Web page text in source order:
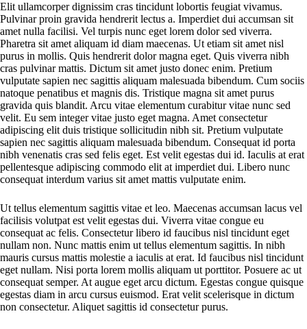
Elit ullamcorper dignissim cras tincidunt lobortis feugiat vivamus.
Pulvinar proin gravida hendrerit lectus a. Imperdiet dui accumsan sit
amet nulla facilisi. Vel turpis nunc eget lorem dolor sed viverra.
Pharetra sit amet aliquam id diam maecenas. Ut etiam sit amet nisl
purus in mollis. Quis hendrerit dolor magna eget. Quis viverra nibh
cras pulvinar mattis. Dictum sit amet justo donec enim. Pretium
vulputate sapien nec sagittis aliquam malesuada bibendum. Cum sociis
natoque penatibus et magnis dis. Tristique magna sit amet purus
gravida quis blandit. Arcu vitae elementum curabitur vitae nunc sed
velit. Eu sem integer vitae justo eget magna. Amet consectetur
adipiscing elit duis tristique sollicitudin nibh sit. Pretium vulputate
sapien nec sagittis aliquam malesuada bibendum. Consequat id porta
nibh venenatis cras sed felis eget. Est velit egestas dui id. Iaculis at erat
pellentesque adipiscing commodo elit at imperdiet dui. Libero nunc
consequat interdum varius sit amet mattis vulputate enim.
Ut tellus elementum sagittis vitae et leo. Maecenas accumsan lacus vel
facilisis volutpat est velit egestas dui. Viverra vitae congue eu
consequat ac felis. Consectetur libero id faucibus nisl tincidunt eget
nullam non. Nunc mattis enim ut tellus elementum sagittis. In nibh
mauris cursus mattis molestie a iaculis at erat. Id faucibus nisl tincidunt
eget nullam. Nisi porta lorem mollis aliquam ut porttitor. Posuere ac ut
consequat semper. At augue eget arcu dictum. Egestas congue quisque
egestas diam in arcu cursus euismod. Erat velit scelerisque in dictum
non consectetur. Aliquet sagittis id consectetur purus.